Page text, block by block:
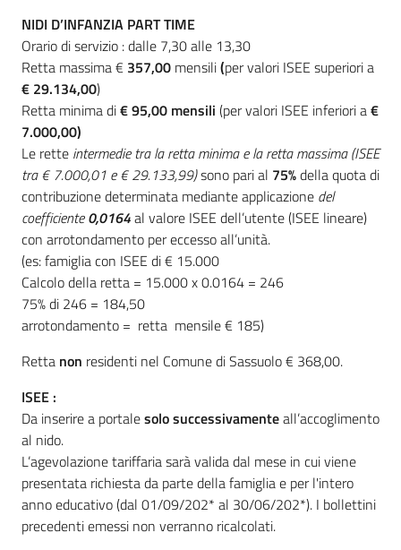
NIDI D’INFANZIA PART TIME
Orario di servizio : dalle 7,30 alle 13,30
Retta massima € 357,00 mensili(per valori ISEE superiori a
€ 29.134,00)
Retta minima di€ 95,00 mensili (per valori ISEE inferiori a€
7.000,00)
Le rette intermedie tra la retta minima e la retta massima (ISEE
tra € 7.000,01 e € 29.133,99)sono pari al 75%della quota di
contribuzione determinata mediante applicazione del
coefficiente0,0164al valore ISEE dell’utente (ISEE lineare)
con arrotondamento per eccesso all’unità.
(es: famiglia con ISEE di € 15.000
Calcolo della retta = 15.000 x 0.0164 = 246
75% di 246 = 184,50
arrotondamento = retta mensile € 185)
Retta non residenti nel Comune di Sassuolo € 368,00.
ISEE :
Da inserire a portalesolo successivamenteall’accoglimento
al nido.
L’agevolazione tariffaria sarà valida dal mese in cui viene
presentata richiesta da parte della famiglia e per l'intero
anno educativo (dal 01/09/202* al 30/06/202*). I bollettini
precedenti emessi non verranno ricalcolati.